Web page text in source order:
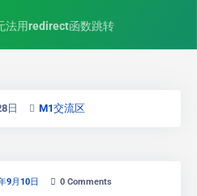
法用redirect函数跳转
日 M1交流区
9月10日 0 Comments